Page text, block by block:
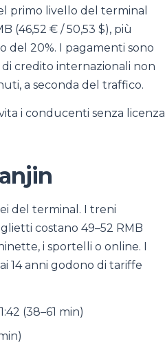
primo livello del terminal
(46,52 € / 50,53 $), più
del 20%. I pagamenti sono
credito internazionali non
a seconda del traffico.
i conducenti senza licenza
del terminal. I treni
costano 49–52 RMB
i sportelli o online. I
14 anni godono di tariffe
(38–61 min)